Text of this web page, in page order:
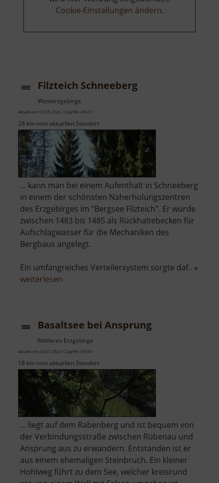
Cookie-Einstellungen ändern.
Filzteich Schneeberg
Westerzgebirge
aktuell vom 25.05.2026 / Zugriffe: 49637
28 km vom aktuellen Standort
... kann man bei einem Aufenthalt in Schneeberg
in einem der schönsten Naherholungszentren
des Erzgebirges im "Bergsee Filzteich". Er wurde
zwischen 1483 bis 1485 als Rückhaltebecken für
Aufschlagwasser für die Mechaniken des
Bergbaus angelegt.
Ein umfangreiches Verteilersystem sorgte daf.. »
weiterlesen
Basaltsee bei Ansprung
Mittleres Erzgebirge
aktuell vom 23.07.2024 / Zugriffe: 35934
18 km vom aktuellen Standort
... liegt auf dem Rabenberg und ist bequem von
der Verbindungsstraße zwischen Rübenau und
Ansprung aus zu erwandern. Entstanden ist er
aus einem ehemaligen Steinbruch. Ein kleiner
Hohlweg führt zu dem See, welcher kreisrund